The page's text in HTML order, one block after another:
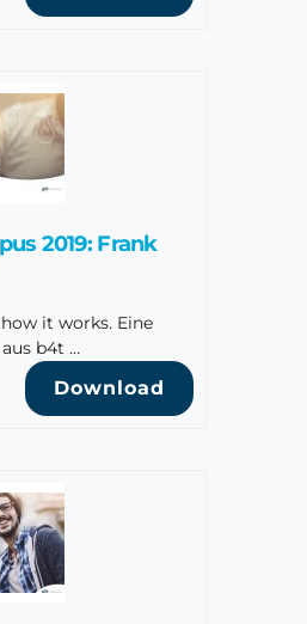
2019: Frank
how it works. Eine
b4t …
Download